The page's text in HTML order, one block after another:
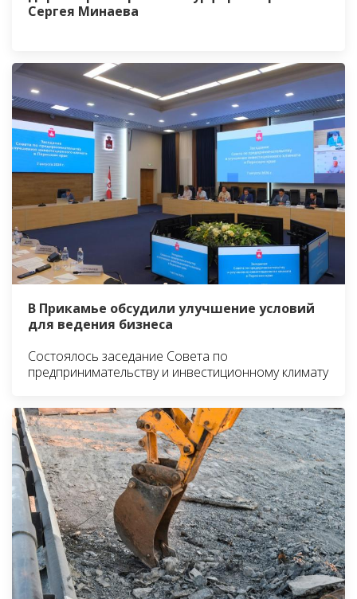
Сергея Минаева
В Прикамье обсудили улучшение условий
для ведения бизнеса
Состоялось заседание Совета по
предпринимательству и инвестиционному климату